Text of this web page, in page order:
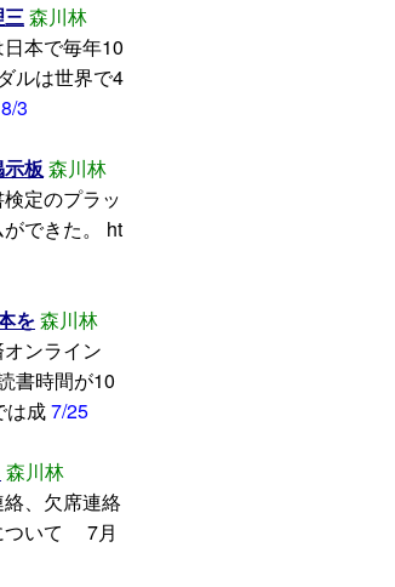
三森川林
本で毎年10
ルは世界で4
8/3
板森川林
定のプラッ
ができた。 ht
を森川林
ンライン
書時間が10
は成7/25
森川林
、欠席連絡
ついて 7月